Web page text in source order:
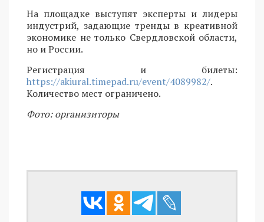
На площадке выступят эксперты и лидеры
индустрий, задающие тренды в креативной
экономике не только Свердловской области,
но и России.
Регистрация и билеты:
https://akiural.timepad.ru/event/4089982/.
Количество мест ограничено.
Фото: организиторы